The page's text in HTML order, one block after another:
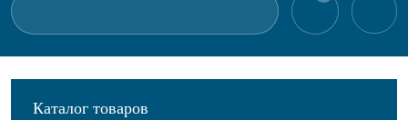
Каталог товаров